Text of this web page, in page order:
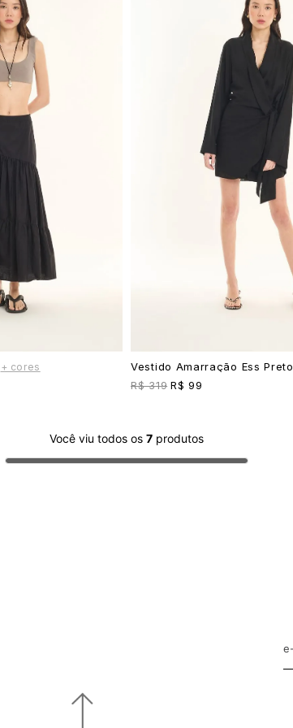
+ cores Vestido Amarração Ess Preto
R$ 319 R$ 99
Você viu todos os 7 produtos